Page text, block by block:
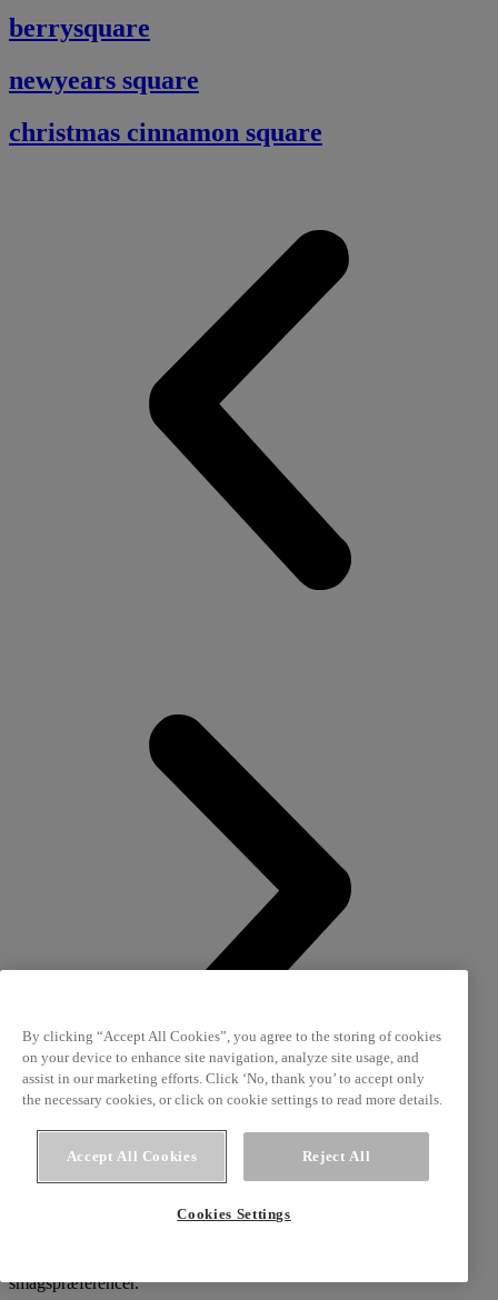
berrysquare
newyears square
christmas cinnamon square
smagspræferencer.
By clicking “Accept All Cookies”, you agree to the storing of cookies
on your device to enhance site navigation, analyze site usage, and
assist in our marketing efforts. Click ‘No, thank you’ to accept only
the necessary cookies, or click on cookie settings to read more details.
Accept All Cookies Reject All
Cookies Settings